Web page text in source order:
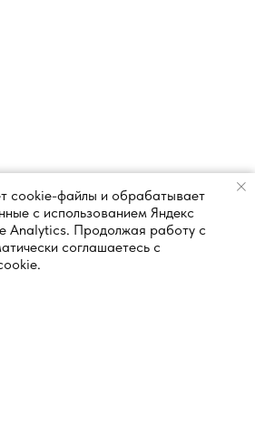
cookie-файлы и обрабатывает
с использованием Яндекс
Analytics. Продолжая работу с
соглашаетесь с